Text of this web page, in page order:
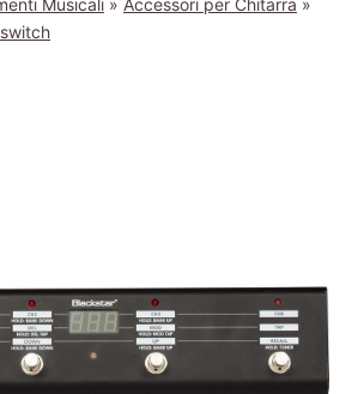
Musicali » Accessori per Chitarra »